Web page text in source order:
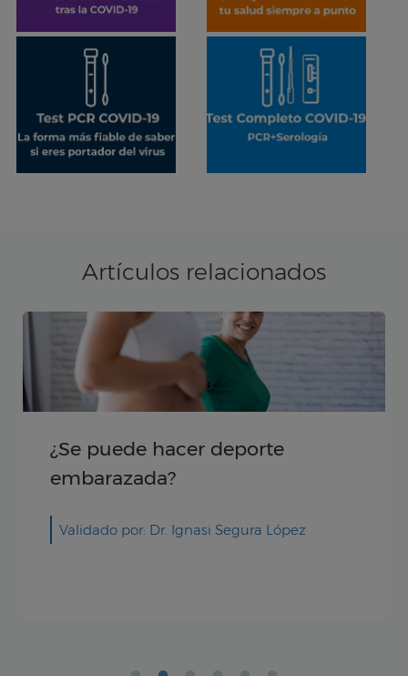
Artículos relacionados
Presta mucha atención a tu
tiroides en el embarazo
Validado por: Sanitas Hospitales